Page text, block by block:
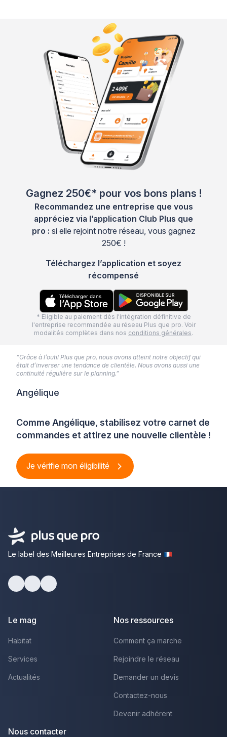
Gagnez 250€* pour vos bons plans !
Recommandez une entreprise que vous
appréciez via l’application Club Plus que
pro : si elle rejoint notre réseau, vous gagnez
250€ !
Téléchargez l’application et soyez
récompensé
* Eligible au paiement dès l'intégration définitive de
l'entreprise recommandée au réseau Plus que pro. Voir
modalités complètes dans nos conditions générales.
Comme Angélique, stabilisez votre carnet de
commandes et attirez une nouvelle clientèle !
Je vérifie mon éligibilité
“Grâce à l’outil Plus que pro, nous avons atteint notre objectif qui
était d’inverser une tendance de clientèle. Nous avons aussi une
continuité régulière sur le planning.”
Angélique
Le label des Meilleures Entreprises de France
Le mag
Habitat
Services
Actualités
Nos ressources
Comment ça marche
Rejoindre le réseau
Demander un devis
Contactez-nous
Devenir adhérent
Nous contacter